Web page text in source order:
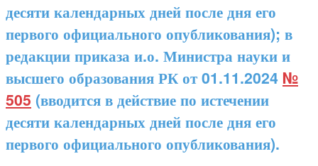
десяти календарных дней после дня его
первого официального опубликования); в
редакции приказа и.о. Министра науки и
высшего образования РК от 01.11.2024 №
505 (вводится в действие по истечении
десяти календарных дней после дня его
первого официального опубликования).